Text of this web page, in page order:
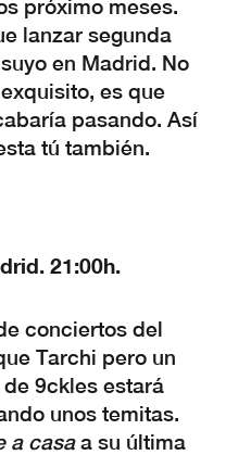
próximo meses.
lanzar segunda
en Madrid. No
es que
pasando. Así
tú también.
21:00h.
conciertos del
Tarchi pero un
9ckles estará
unos temitas.
a casaa su última